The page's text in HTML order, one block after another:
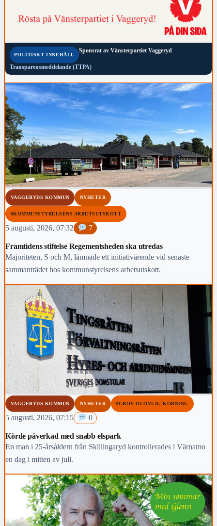
POLITISKT INNEHÅLL
Sponsrat av Vänsterpartiet Vaggeryd
Transparensmeddelande (TTPA)
VAGGERYDS KOMMUN NYHETER
#KOMMUNSTYRELSENS ARBETSUTSKOTT
5 augusti, 2026, 07:32 7
Framtidens stiftelse Regementsheden ska utredas
Majoriteten, S och M, lämnade ett initiativärende vid senaste
sammanträdet hos kommunstyrelsens arbetsutskott.
VAGGERYDS KOMMUN NYHETER #GROV OLOVLIG KÖRNING
5 augusti, 2026, 07:15 0
Körde påverkad med snabb elspark
En man i 25-årsåldern från Skillingaryd kontrollerades i Värnamo
en dag i mitten av juli.